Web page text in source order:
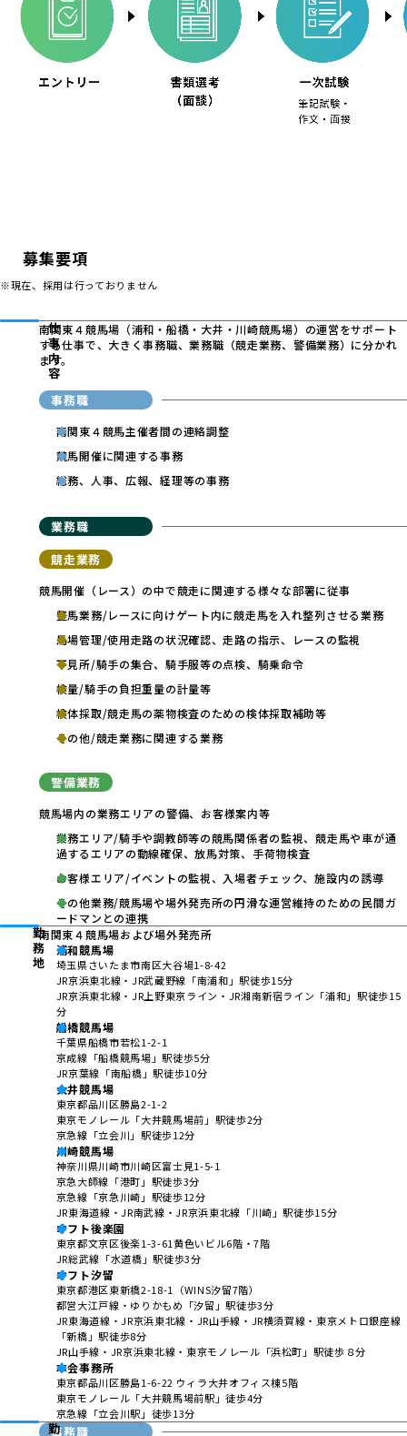
募集要項
※現在、採用は行っておりません
仕事内容
南関東４競馬場（浦和・船橋・大井・川崎競馬場）の運営をサポート
する仕事で、大きく事務職、業務職（競走業務、警備業務）に分かれ
ます。
事務職
南関東４競馬主催者間の連絡調整
競馬開催に関連する事務
総務、人事、広報、経理等の事務
業務職
競走業務
競馬開催（レース）の中で競走に関連する様々な部署に従事
整馬業務/レースに向けゲート内に競走馬を入れ整列させる業務
馬場管理/使用走路の状況確認、走路の指示、レースの監視
下見所/騎手の集合、騎手服等の点検、騎乗命令
検量/騎手の負担重量の計量等
検体採取/競走馬の薬物検査のための検体採取補助等
その他/競走業務に関連する業務
警備業務
競馬場内の業務エリアの警備、お客様案内等
業務エリア/騎手や調教師等の競馬関係者の監視、競走馬や車が通
過するエリアの動線確保、放馬対策、手荷物検査
お客様エリア/イベントの監視、入場者チェック、施設内の誘導
その他業務/競馬場や場外発売所の円滑な運営維持のための民間ガ
ードマンとの連携
勤務地南関東４競馬場および場外発売所
浦和競馬場
埼玉県さいたま市南区大谷場1-8-42
JR京浜東北線・JR武蔵野線「南浦和」駅徒歩15分
JR京浜東北線・JR上野東京ライン・JR湘南新宿ライン「浦和」駅徒歩15
分
船橋競馬場
千葉県船橋市若松1-2-1
京成線「船橋競馬場」駅徒歩5分
JR京葉線「南船橋」駅徒歩10分
大井競馬場
東京都品川区勝島2-1-2
東京モノレール「大井競馬場前」駅徒歩2分
京急線「立会川」駅徒歩12分
川崎競馬場
神奈川県川崎市川崎区富士見1-5-1
京急大師線「港町」駅徒歩3分
京急線「京急川崎」駅徒歩12分
JR東海道線・JR南武線・JR京浜東北線「川崎」駅徒歩15分
オフト後楽園
東京都文京区後楽1-3-61黄色いビル6階・7階
JR総武線「水道橋」駅徒歩3分
オフト汐留
東京都港区東新橋2-18-1（WINS汐留7階）
都営大江戸線・ゆりかもめ「汐留」駅徒歩3分
JR東海道線・JR京浜東北線・JR山手線・JR横須賀線・東京メトロ銀座線
「新橋」駅徒歩8分
JR山手線・JR京浜東北線・東京モノレール「浜松町」駅徒歩８分
本会事務所
東京都品川区勝島1-6-22 ウィラ大井オフィス棟5階
東京モノレール「大井競馬場前駅」徒歩4分
京急線「立会川駅」徒歩13分
事務職